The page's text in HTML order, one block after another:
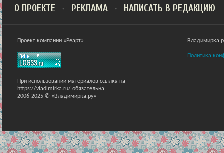
О ПРОЕКТЕ РЕКЛАМА НАПИСАТЬ В РЕДАКЦИЮ
Проект компании «Реарт»
При использовании материалов ссылка на
https://vladimirka.ru/ обязательна.
2006-2025 © «Владимирка.ру»
Владимирка
Политика